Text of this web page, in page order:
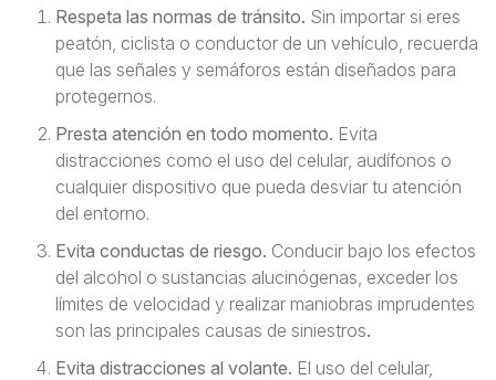
Respeta las normas de tránsito. Sin importar si eres
peatón, ciclista o conductor de un vehículo, recuerda
que las señales y semáforos están diseñados para
protegernos.
Presta atención en todo momento. Evita
distracciones como el uso del celular, audífonos o
cualquier dispositivo que pueda desviar tu atención
del entorno.
Evita conductas de riesgo. Conducir bajo los efectos
del alcohol o sustancias alucinógenas, exceder los
límites de velocidad y realizar maniobras imprudentes
son las principales causas de siniestros.
Evita distracciones al volante. El uso del celular,